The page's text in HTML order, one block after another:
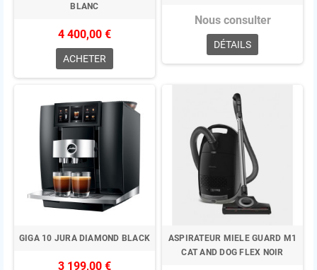
BLANC
4 400,00 €
ACHETER
Nous consulter
DÉTAILS
GIGA 10 JURA DIAMOND BLACK
3 199,00 €
ASPIRATEUR MIELE GUARD M1
CAT AND DOG FLEX NOIR